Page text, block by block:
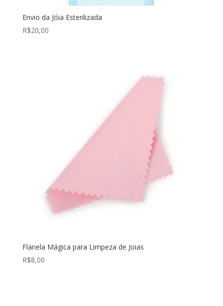
Envio da Jóia Esterilizada
R$20,00
Flanela Mágica para Limpeza de Joias
R$8,00